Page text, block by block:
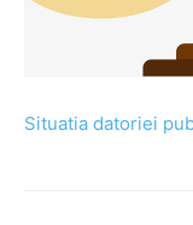
Situatia datoriei